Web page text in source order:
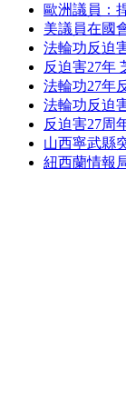
歐洲議員：
美議員在國
法輪功反迫
反迫害27年
法輪功27年
法輪功反迫
反迫害27周
山西寧武縣
紐西蘭情報